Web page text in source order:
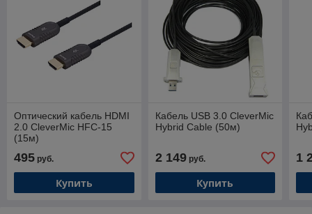
Оптический кабель HDMI
2.0 CleverMic HFC-15
(15м)
495 руб.
Купить
Кабель USB 3.0 CleverMic
Hybrid Cable (50м)
2 149руб.
Купить
1